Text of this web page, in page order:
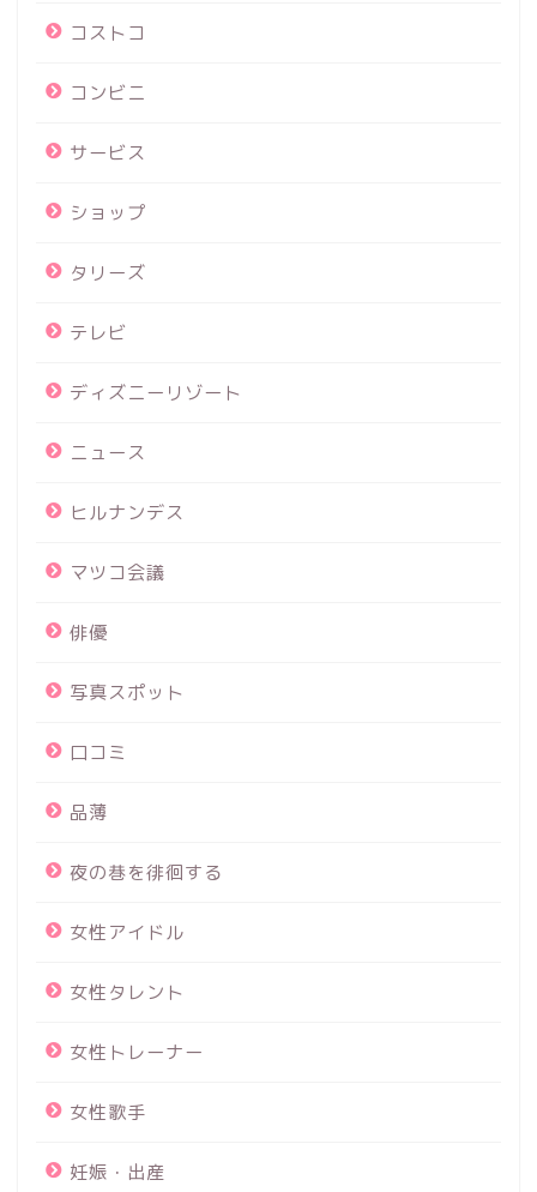
コストコ
コンビニ
サービス
ショップ
タリーズ
テレビ
ディズニーリゾート
ニュース
ヒルナンデス
マツコ会議
俳優
写真スポット
口コミ
品薄
夜の巷を徘徊する
女性アイドル
女性タレント
女性トレーナー
女性歌手
妊娠・出産